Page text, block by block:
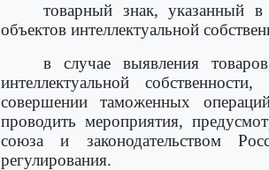
товарный знак, указанный
объектов интеллектуальной
в случае выявления
интеллектуальной
совершении таможенных
проводить мероприятия,
союза и законодательством
регулирования.